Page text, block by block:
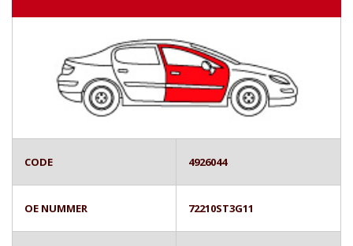
CODE 4926044
OE NUMMER 72210ST3G11